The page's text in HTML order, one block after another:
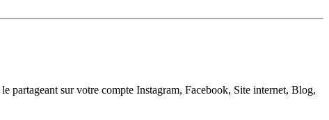
partageant sur votre compte Instagram, Facebook, Site internet, Blog,